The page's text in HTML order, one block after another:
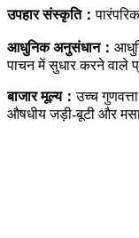
उपहार संस्कृति：
आधुनिक अनुसंधान：
पाचन में सुधार करने वाले
बाजार मूल्य：उच्च
औषधीय जड़ी-बूटी और